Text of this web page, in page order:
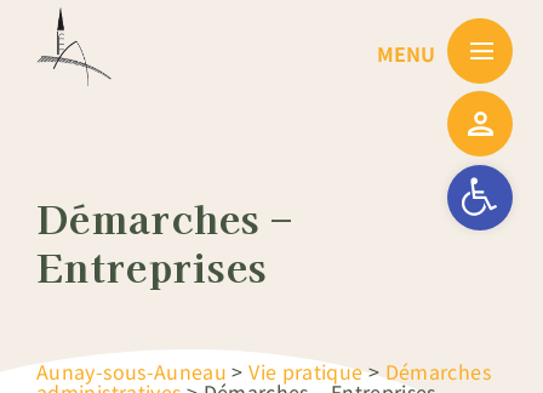
Ouvrir la
Démarches –
Entreprises
Aunay-sous-Auneau >Vie pratique>Démarches